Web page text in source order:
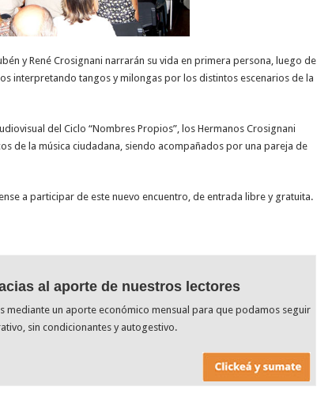
y René Crosignani narrarán su vida en primera persona, luego de
interpretando tangos y milongas por los distintos escenarios de la
del Ciclo “Nombres Propios”, los Hermanos Crosignani
de la música ciudadana, siendo acompañados por una pareja de
a participar de este nuevo encuentro, de entrada libre y gratuita.
al aporte de nuestros lectores
mediante un aporte económico mensual para que podamos seguir
sin condicionantes y autogestivo.